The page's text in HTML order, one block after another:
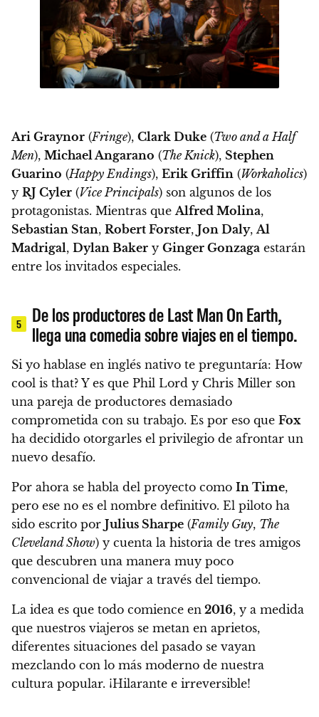
Ari Graynor (Fringe), Clark Duke (Two and a Half
Men), Michael Angarano (The Knick), Stephen
Guarino (Happy Endings), Erik Griffin (Workaholics)
y RJ Cyler (Vice Principals) son algunos de los
protagonistas. Mientras queAlfred Molina,
Sebastian Stan, Robert Forster, Jon Daly,Al
Madrigal, Dylan Baker y Ginger Gonzaga estarán
entre los invitados especiales.
5
De los productores de Last Man On Earth,
llega una comedia sobre viajes en el tiempo.
Si yo hablase en inglés nativo te preguntaría: How
cool is that? Y es que Phil Lord y Chris Miller son
una pareja de productores demasiado
comprometida con su trabajo. Es por eso que Fox
ha decidido otorgarles el privilegio de afrontar un
nuevo desafío.
Por ahora se habla del proyecto como In Time,
pero ese no es el nombre definitivo. El piloto ha
sido escrito por Julius Sharpe (Family Guy, The
Cleveland Show) y cuenta la historia de tres amigos
que descubren una manera muy poco
convencional de viajar a través del tiempo.
La idea es que todo comience en 2016, y a medida
que nuestros viajeros se metan en aprietos,
diferentes situaciones del pasado se vayan
mezclando con lo más moderno de nuestra
cultura popular. ¡Hilarante e irreversible!